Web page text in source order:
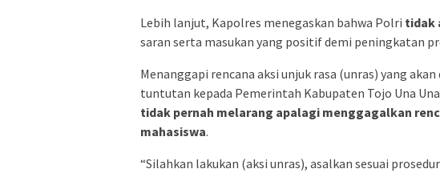
Lebih lanjut, Kapolres menegaskan bahwa Polri tidak
saran serta masukan yang positif demi peningkatan
Menanggapi rencana aksi unjuk rasa (unras) yang
tuntutan kepada Pemerintah Kabupaten Tojo Una
tidak pernah melarang apalagi menggagalkan
mahasiswa.
“Silahkan lakukan (aksi unras), asalkan sesuai